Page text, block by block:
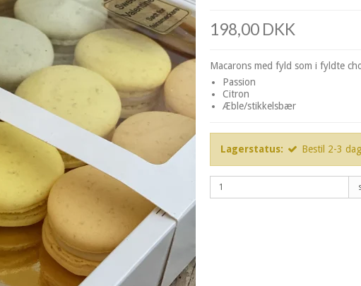
198,00 DKK
Macarons med fyld som i fyldte
Passion
Citron
Æble/stikkelsbær
Lagerstatus: Bestil 2-3